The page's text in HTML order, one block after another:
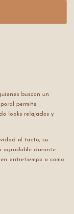
buscan un
permite
looks relajados y
al tacto, su
agradable durante
entretiempo o como